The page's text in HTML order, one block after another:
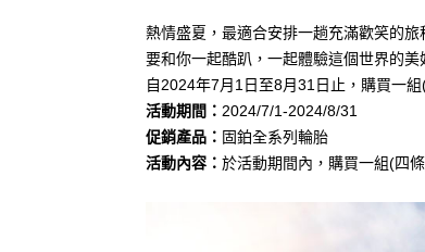
熱情盛夏，最適合安排一趟充滿歡笑的
要和你一起酷趴，一起體驗這個世界的美
自2024年7月1日至8月31日止，購買一
活動期間： 2024/7/1-2024/8/31
促銷產品： 固鉑全系列輪胎
活動內容：於活動期間內，購買一組(四